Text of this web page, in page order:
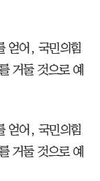
얻어, 국민의힘
거둘 것으로 예
얻어, 국민의힘
거둘 것으로 예